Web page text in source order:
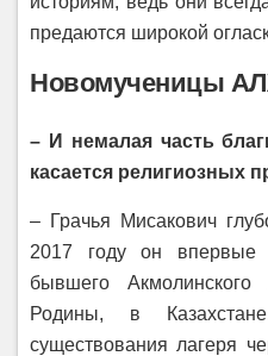
предаются широкой
Новомученицы
– И немалая часть
касается религиозных
– Грачья Мисакович
2017 году он впервые
бывшего
Родины, в
существования лагеря